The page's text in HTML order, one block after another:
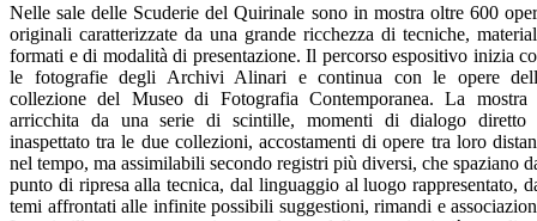
Nelle sale delle Scuderie del Quirinale sono in mostra oltre 600
originali caratterizzate da una grande ricchezza di tecniche,
formati e di modalità di presentazione. Il percorso espositivo inizia
le fotografie degli Archivi Alinari e continua con le opere
collezione del Museo di Fotografia Contemporanea. La mostra
arricchita da una serie di scintille, momenti di dialogo diretto
inaspettato tra le due collezioni, accostamenti di opere tra loro
nel tempo, ma assimilabili secondo registri più diversi, che spaziano
punto di ripresa alla tecnica, dal linguaggio al luogo rappresentato,
temi affrontati alle infinite possibili suggestioni, rimandi e